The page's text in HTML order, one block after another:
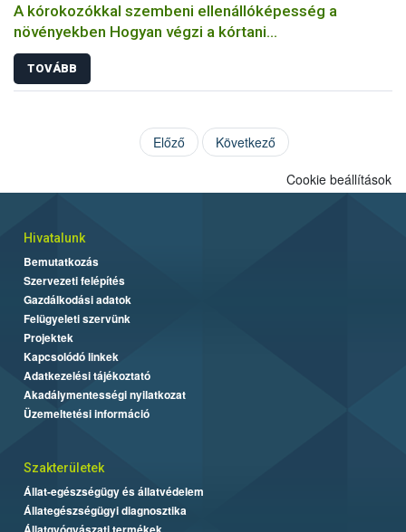
A kórokozókkal szembeni ellenállóképesség a
növényekben Hogyan végzi a kórtani
rezisztenciavizsgálatokat a Nébih?
TOVÁBB
Előző Következő
Cookie beállítások
Hivatalunk
Bemutatkozás
Szervezeti felépítés
Gazdálkodási adatok
Felügyeleti szervünk
Projektek
Kapcsolódó linkek
Adatkezelési tájékoztató
Akadálymentességi nyilatkozat
Üzemeltetési információ
Szakterületek
Állat-egészségügy és állatvédelem
Állategészségügyi diagnosztika